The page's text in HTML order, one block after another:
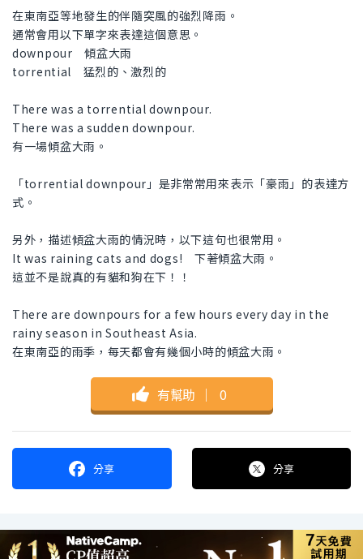
在東南亞等地發生的伴隨突風的強烈降雨。
通常會用以下單字來表達這個意思。
downpour 傾盆大雨
torrential 猛烈的、激烈的
There was a torrential downpour.
There was a sudden downpour.
有一場傾盆大雨。
「torrential downpour」是非常常用來表示「豪雨」的表達方
式。
另外，描述傾盆大雨的情況時，以下這句也很常用。
It was raining cats and dogs! 下著傾盆大雨。
這並不是說真的有貓和狗在下！！
There are downpours for a few hours every day in the
rainy season in Southeast Asia.
在東南亞的雨季，每天都會有幾個小時的傾盆大雨。
有幫助 ｜ 0
分享 分享